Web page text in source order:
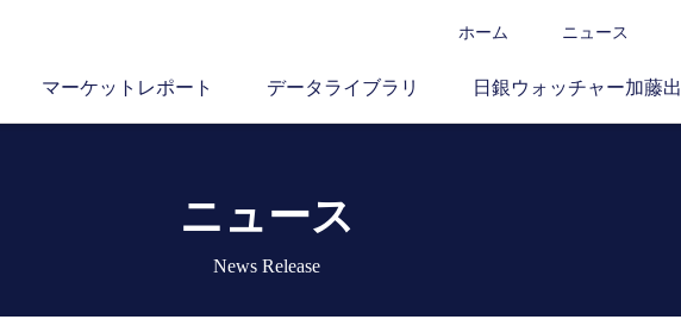
ホーム ニュース
マーケットレポート データライブラリ 日銀ウォッチャー加藤出
ニュース
News Release